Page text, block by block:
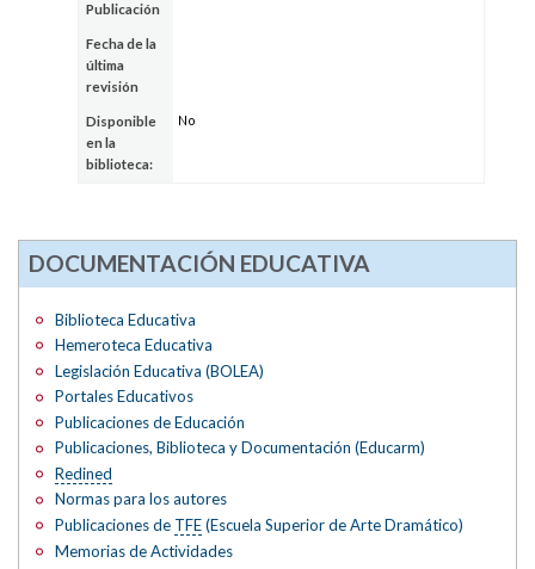
Publicación
Fecha de la
última
revisión
Disponible
en la
biblioteca:
No
DOCUMENTACIÓN EDUCATIVA
Biblioteca Educativa
Hemeroteca Educativa
Legislación Educativa (BOLEA)
Portales Educativos
Publicaciones de Educación
Publicaciones, Biblioteca y Documentación (Educarm)
Redined
Normas para los autores
Publicaciones de TFE(Escuela Superior de Arte Dramático)
Memorias de Actividades